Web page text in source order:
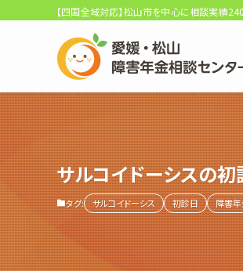
選ばれる3つの理由
初回相談料0円・受給後報酬型
サポート料金について
県内 No.1 の豊富な知識と経験
ご相談事例をみる
【四国全域対応】松山市を中心に相談実績
サルコイドーシスの初
タグ: サルコイドーシス 初診日 障害